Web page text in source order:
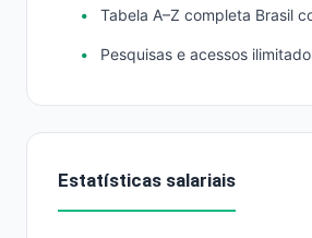
Tabela A–Z completa Brasil
Pesquisas e acessos
Estatísticas salariais